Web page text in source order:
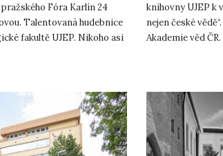
Fóra Karlín 24
Talentovaná hudebnice
fakultě UJEP. Nikoho asi
knihovny UJEP k
nejen české
Akademie věd